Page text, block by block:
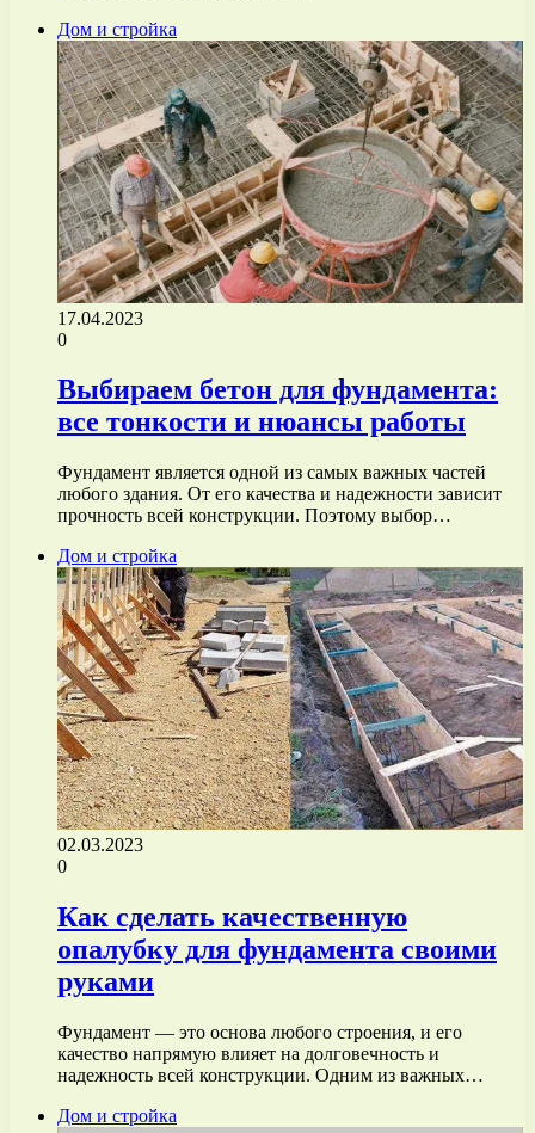
Дом и стройка
17.04.2023
0
Выбираем бетон для фундамента:
все тонкости и нюансы работы
Фундамент является одной из самых важных частей
любого здания. От его качества и надежности зависит
прочность всей конструкции. Поэтому выбор…
Дом и стройка
02.03.2023
0
Как сделать качественную
опалубку для фундамента своими
руками
Фундамент — это основа любого строения, и его
качество напрямую влияет на долговечность и
надежность всей конструкции. Одним из важных…
Дом и стройка